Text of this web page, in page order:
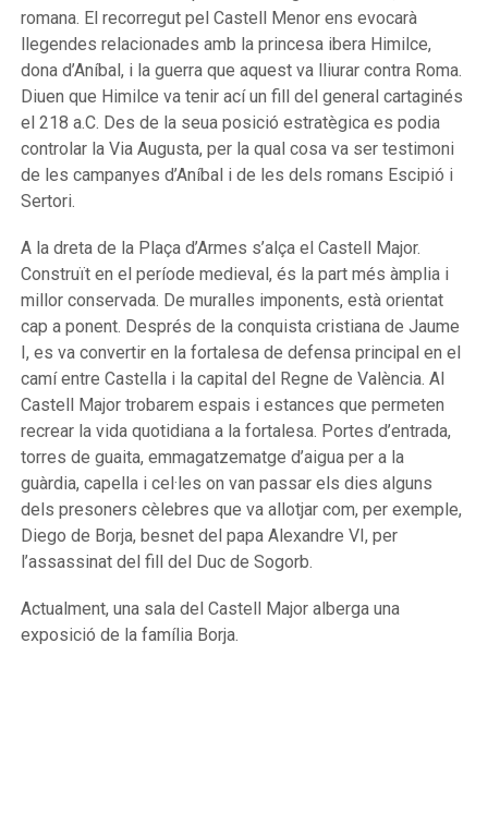
romana. El recorregut pel Castell Menor ens evocarà
llegendes relacionades amb la princesa ibera Himilce,
dona d’Aníbal, i la guerra que aquest va lliurar contra Roma.
Diuen que Himilce va tenir ací un fill del general cartaginés
el 218 a.C. Des de la seua posició estratègica es podia
controlar la Via Augusta, per la qual cosa va ser testimoni
de les campanyes d’Aníbal i de les dels romans Escipió i
Sertori.
A la dreta de la Plaça d’Armes s’alça el Castell Major.
Construït en el període medieval, és la part més àmplia i
millor conservada. De muralles imponents, està orientat
cap a ponent. Després de la conquista cristiana de Jaume
I, es va convertir en la fortalesa de defensa principal en el
camí entre Castella i la capital del Regne de València. Al
Castell Major trobarem espais i estances que permeten
recrear la vida quotidiana a la fortalesa. Portes d’entrada,
torres de guaita, emmagatzematge d’aigua per a la
guàrdia, capella i cel·les on van passar els dies alguns
dels presoners cèlebres que va allotjar com, per exemple,
Diego de Borja, besnet del papa Alexandre VI, per
l’assassinat del fill del Duc de Sogorb.
Actualment, una sala del Castell Major alberga una
exposició de la família Borja.